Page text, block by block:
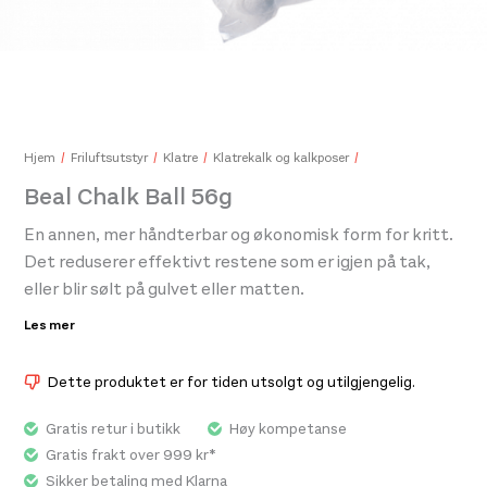
379,-
Hjem Friluftsutstyr Klatre Klatrekalk og kalkposer
Beal Chalk Ball 56g
En annen, mer håndterbar og økonomisk form for kritt.
Det reduserer effektivt restene som er igjen på tak,
eller blir sølt på gulvet eller matten.
støvinnånding.
Dette produktet er for tiden utsolgt og utilgjengelig.
Les mer
Gratis retur i butikk
Høy kompetanse
Gratis frakt over 999 kr*
Sikker betaling med Klarna